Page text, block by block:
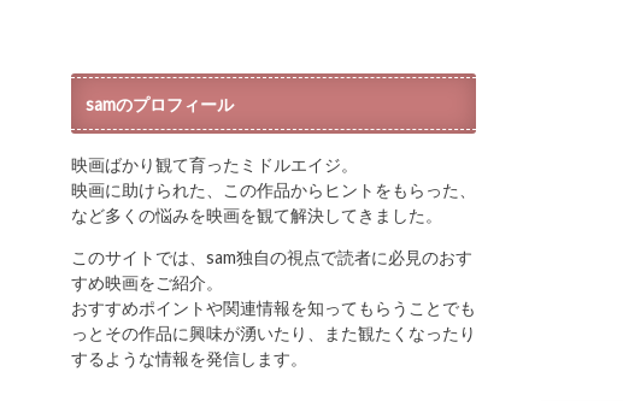
samのプロフィール
映画ばかり観て育ったミドルエイジ。
映画に助けられた、この作品からヒントをもらった、
など多くの悩みを映画を観て解決してきました。
このサイトでは、sam独自の視点で読者に必見のおす
すめ映画をご紹介。
おすすめポイントや関連情報を知ってもらうことでも
っとその作品に興味が湧いたり、また観たくなったり
するような情報を発信します。